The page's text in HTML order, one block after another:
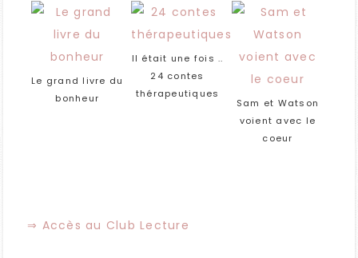
Le grand livre du
bonheur
Il était une fois ..
24 contes
thérapeutiques
Sam et Watson
voient avec le
coeur
⇒ Accès au Club Lecture